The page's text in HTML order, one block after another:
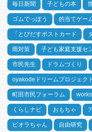
毎日新聞 子どもの本
ゴムでっぽう 的当てゲー
「とびだすポストカード
雨対策 子ども家庭支援セ
市民先生 ドラムづくり
oyakodeドリームプロジェクト
町田市民フォーラム
くらしナビ おもちゃ
ビオラちゃん 自由研究